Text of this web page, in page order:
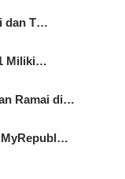
dan T…
Miliki…
Ramai di…
MyRepubl…